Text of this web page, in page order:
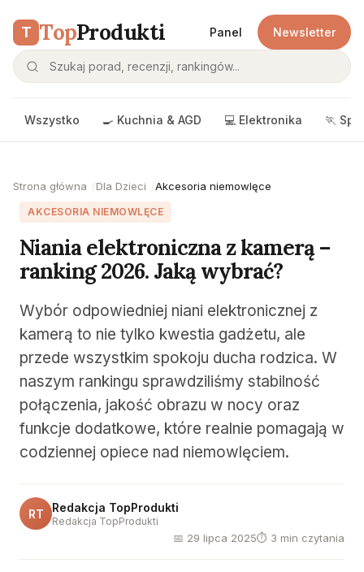
T TopProdukti Panel Newsletter
Wszystko 🍳 Kuchnia & AGD 💻 Elektronika 🏃
Strona główna Dla Dzieci Akcesoria niemowlęce
AKCESORIA NIEMOWLĘCE
Niania elektroniczna z kamerą –
ranking 2026. Jaką wybrać?
Wybór odpowiedniej niani elektronicznej z
kamerą to nie tylko kwestia gadżetu, ale
przede wszystkim spokoju ducha rodzica. W
naszym rankingu sprawdziliśmy stabilność
połączenia, jakość obrazu w nocy oraz
funkcje dodatkowe, które realnie pomagają w
codziennej opiece nad niemowlęciem.
RT Redakcja TopProdukti
Redakcja TopProdukti
📅 29 lipca 2025⏱ 3 min czytania